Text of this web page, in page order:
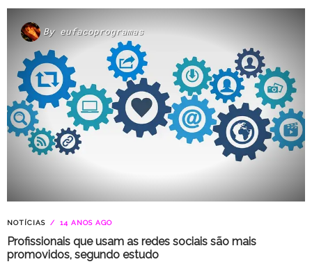
By eufacoprogramas
NOTÍCIAS 14 ANOS AGO
Profissionais que usam as redes sociais são mais
promovidos, segundo estudo